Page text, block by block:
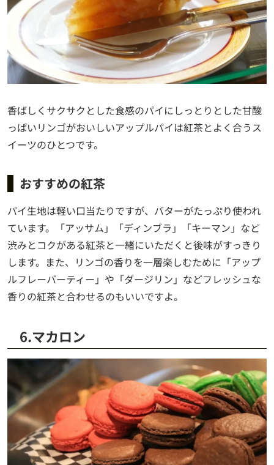
香ばしくサクサクとした食感のパイにしっとりとした甘酸
っぱいリンゴがおいしいアップルパイは紅茶とよく合うス
イーツのひとつです。
おすすめの紅茶
パイ生地は軽い口当たりですが、バターがたっぷり使われ
ています。「アッサム」「ディンブラ」「キーマン」など
渋みとコクがある紅茶と一緒にいただくと後味がすっきり
します。また、リンゴの香りを一層楽しむために「アップ
ルフレーバーティー」や「ダージリン」などフレッシュな
香りの紅茶と合わせるのもいいですよ。
6.マカロン